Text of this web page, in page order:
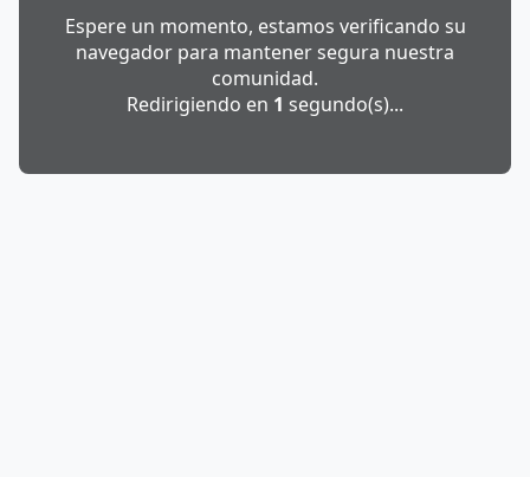
Espere un momento, estamos verificando su
navegador para mantener segura nuestra
comunidad.
Redirigiendo en 1 segundo(s)...